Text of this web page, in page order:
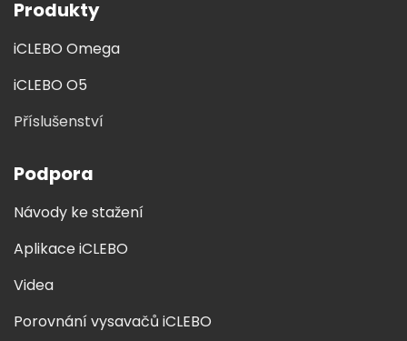
Produkty
iCLEBO Omega
iCLEBO O5
Příslušenství
Podpora
Návody ke stažení
Aplikace iCLEBO
Videa
Porovnání vysavačů iCLEBO